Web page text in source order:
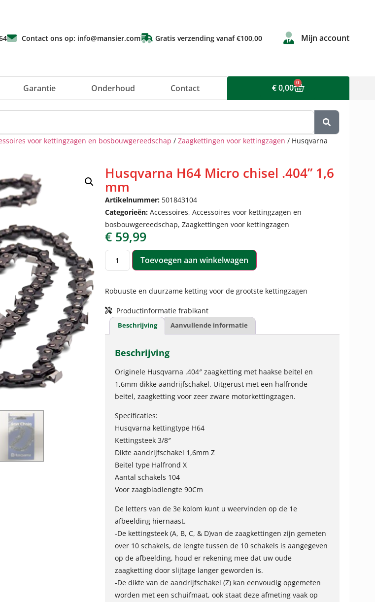
Contact ons op: info@mansier.com Gratis verzending vanaf €100,00 Mijn account
Garantie Onderhoud Contact €0,00 0
voor kettingzagen en bosbouwgereedschap / Zaagkettingen voor kettingzagen / Husqvarna
Husqvarna H64 Micro chisel .404” 1,6
mm
Artikelnummer: 501843104
Categorieën: Accessoires, Accessoires voor kettingzagen en
bosbouwgereedschap, Zaagkettingen voor kettingzagen
€ 59,99
Toevoegen aan winkelwagen
Robuuste en duurzame ketting voor de grootste kettingzagen
Productinformatie frabikant
Beschrijving Aanvullende informatie
Beschrijving
Originele Husqvarna .404″ zaagketting met haakse beitel en
1,6mm dikke aandrijfschakel. Uitgerust met een halfronde
beitel, zaagketting voor zeer zware motorkettingzagen.
Specificaties:
Husqvarna kettingtype H64
Kettingsteek 3/8″
Dikte aandrijfschakel 1,6mm Z
Beitel type Halfrond X
Aantal schakels 104
Voor zaagbladlengte 90Cm
De letters van de 3e kolom kunt u weervinden op de 1e
afbeelding hiernaast.
-De kettingsteek (A, B, C, & D)van de zaagkettingen zijn gemeten
over 10 schakels, de lengte tussen de 10 schakels is aangegeven
op de afbeelding, houd er rekening mee dat uw oude
zaagketting door slijtage langer geworden is.
-De dikte van de aandrijfschakel (Z) kan eenvoudig opgemeten
worden met een schuifmaat, ook staat deze afmeting vaak op